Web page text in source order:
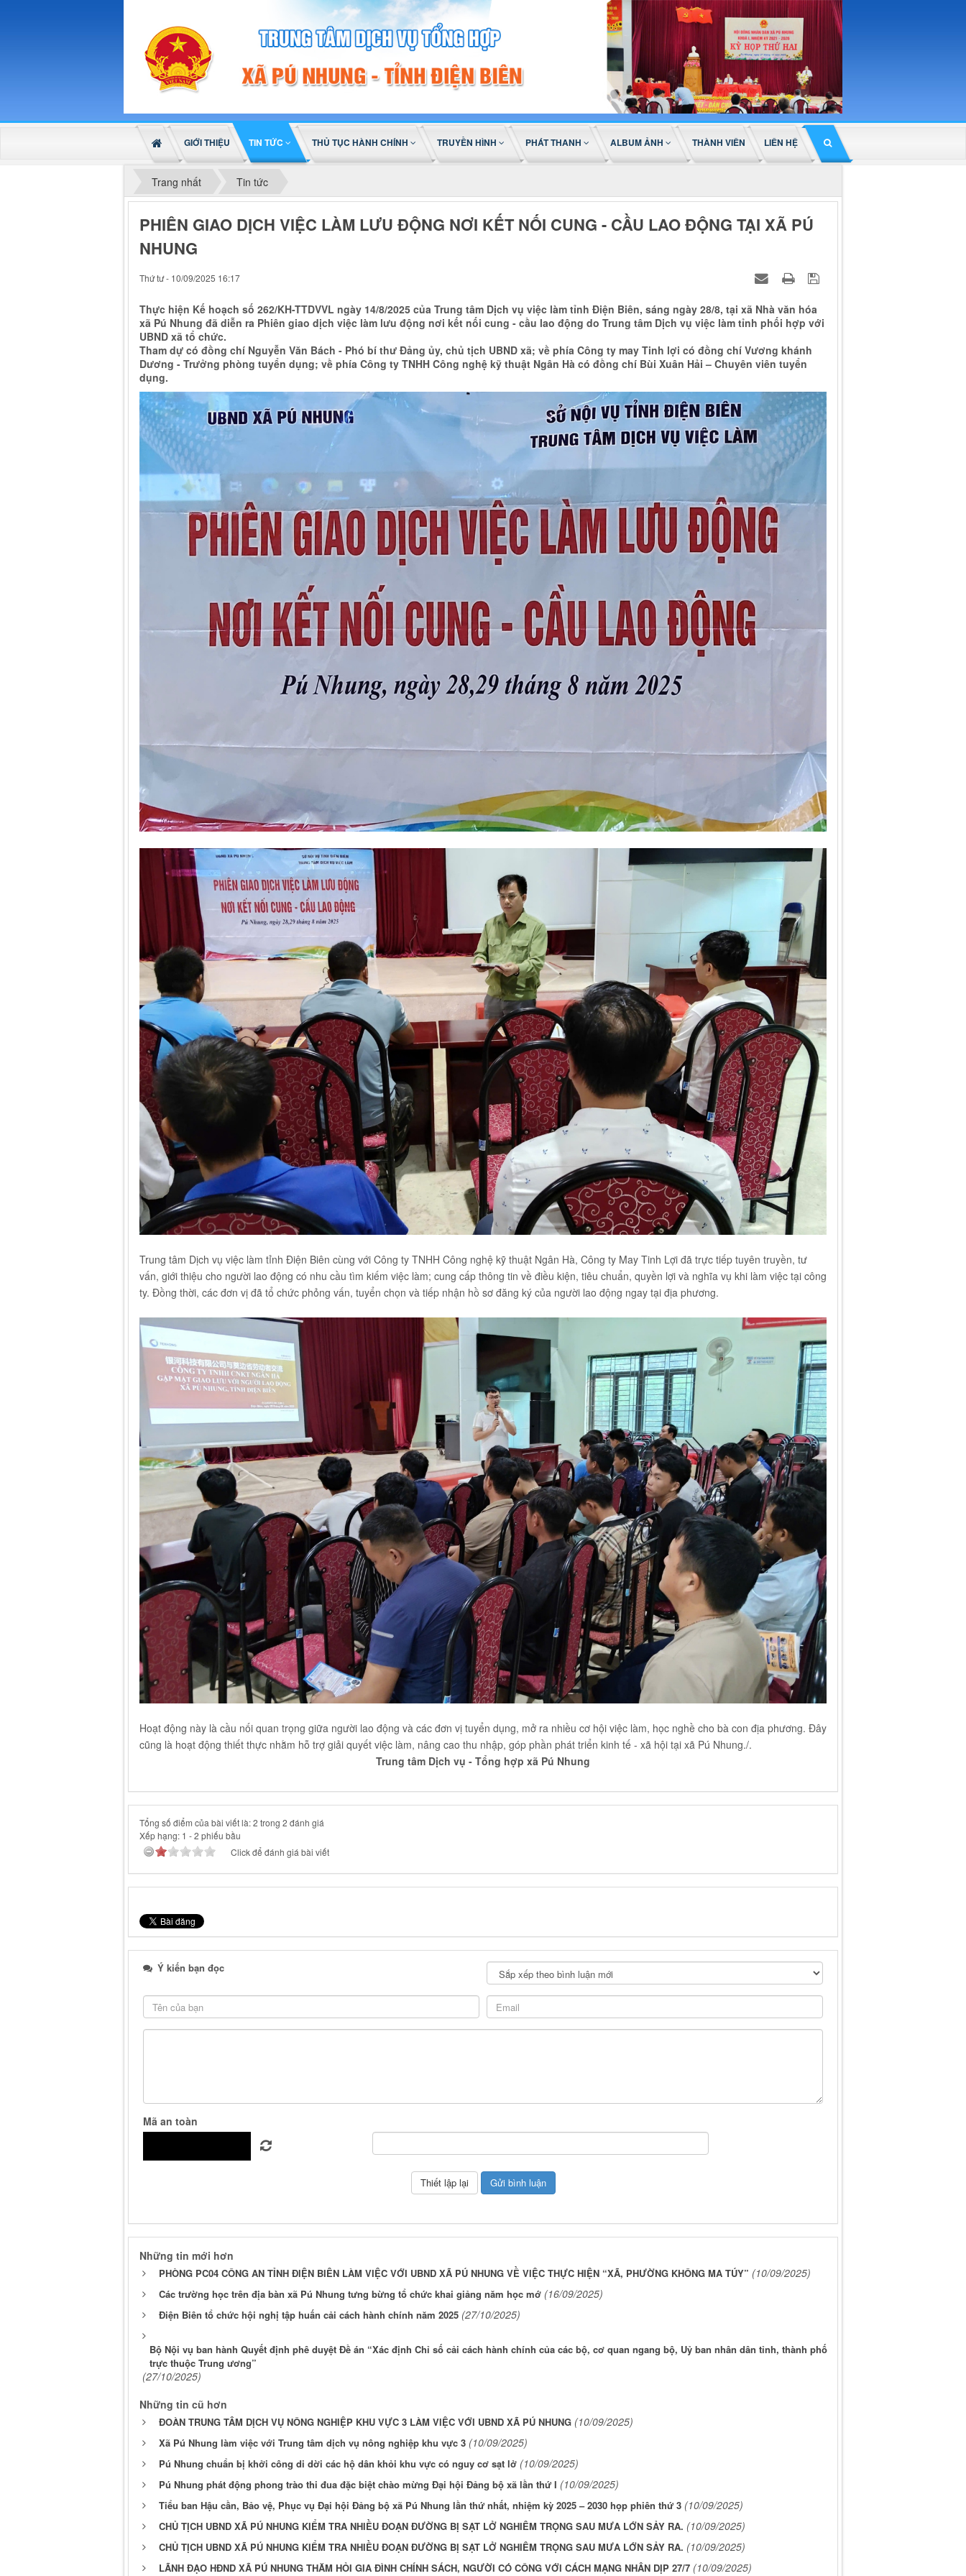
GIỚI THIỆU TIN TỨC THỦ TỤC HÀNH CHÍNH TRUYỀN HÌNH PHÁT THANH ALBUM ẢNH THÀNH VIÊN LIÊN HỆ
Trang nhất Tin tức
PHIÊN GIAO DỊCH VIỆC LÀM LƯU ĐỘNG NƠI KẾT NỐI CUNG - CẦU LAO ĐỘNG TẠI XÃ PÚ
NHUNG
Thứ tư - 10/09/2025 16:17
Thực hiện Kế hoạch số 262/KH-TTDVVL ngày 14/8/2025 của Trung tâm Dịch vụ việc làm tỉnh Điện Biên, sáng ngày 28/8, tại xã Nhà văn hóa
xã Pú Nhung đã diễn ra Phiên giao dịch việc làm lưu động nơi kết nối cung - cầu lao động do Trung tâm Dịch vụ việc làm tỉnh phối hợp với
UBND xã tổ chức.
Tham dự có đồng chí Nguyễn Văn Bách - Phó bí thư Đảng ủy, chủ tịch UBND xã; về phía Công ty may Tinh lợi có đồng chí Vương khánh
Dương - Trưởng phòng tuyển dụng; về phía Công ty TNHH Công nghệ kỹ thuật Ngân Hà có đồng chí Bùi Xuân Hải – Chuyên viên tuyển
dụng.
Trung tâm Dịch vụ việc làm tỉnh Điện Biên cùng với Công ty TNHH Công nghệ kỹ thuật Ngân Hà, Công ty May Tinh Lợi đã trực tiếp tuyên truyền, tư
vấn, giới thiệu cho người lao động có nhu cầu tìm kiếm việc làm; cung cấp thông tin về điều kiện, tiêu chuẩn, quyền lợi và nghĩa vụ khi làm việc tại công
ty. Đồng thời, các đơn vị đã tổ chức phỏng vấn, tuyển chọn và tiếp nhận hồ sơ đăng ký của người lao động ngay tại địa phương.
Hoạt động này là cầu nối quan trọng giữa người lao động và các đơn vị tuyển dụng, mở ra nhiều cơ hội việc làm, học nghề cho bà con địa phương. Đây
cũng là hoạt động thiết thực nhằm hỗ trợ giải quyết việc làm, nâng cao thu nhập, góp phần phát triển kinh tế - xã hội tại xã Pú Nhung./.
Trung tâm Dịch vụ - Tổng hợp xã Pú Nhung
Tổng số điểm của bài viết là: 2 trong 2 đánh giá
Xếp hạng: 1 -2 phiếu bầu
Click để đánh giá bài viết
Ý kiến bạn đọc
Mã an toàn
Những tin mới hơn
PHÒNG PC04 CÔNG AN TỈNH ĐIỆN BIÊN LÀM VIỆC VỚI UBND XÃ PÚ NHUNG VỀ VIỆC THỰC HIỆN “XÃ, PHƯỜNG KHÔNG MA TÚY” (10/09/2025)
Các trường học trên địa bàn xã Pú Nhung tưng bừng tổ chức khai giảng năm học mớ (16/09/2025)
Điện Biên tổ chức hội nghị tập huấn cải cách hành chính năm 2025 (27/10/2025)
Bộ Nội vụ ban hành Quyết định phê duyệt Đề án “Xác định Chỉ số cải cách hành chính của các bộ, cơ quan ngang bộ, Uỷ ban nhân dân tỉnh, thành phố
trực thuộc Trung ương”
(27/10/2025)
Những tin cũ hơn
ĐOÀN TRUNG TÂM DỊCH VỤ NÔNG NGHIỆP KHU VỰC 3 LÀM VIỆC VỚI UBND XÃ PÚ NHUNG (10/09/2025)
Xã Pú Nhung làm việc với Trung tâm dịch vụ nông nghiệp khu vực 3 (10/09/2025)
Pú Nhung chuẩn bị khởi công di dời các hộ dân khỏi khu vực có nguy cơ sạt lở (10/09/2025)
Pú Nhung phát động phong trào thi đua đặc biệt chào mừng Đại hội Đảng bộ xã lần thứ I (10/09/2025)
Tiểu ban Hậu cần, Bảo vệ, Phục vụ Đại hội Đảng bộ xã Pú Nhung lần thứ nhất, nhiệm kỳ 2025 – 2030 họp phiên thứ 3 (10/09/2025)
CHỦ TỊCH UBND XÃ PÚ NHUNG KIỂM TRA NHIỀU ĐOẠN ĐƯỜNG BỊ SẠT LỞ NGHIÊM TRỌNG SAU MƯA LỚN SẢY RA. (10/09/2025)
CHỦ TỊCH UBND XÃ PÚ NHUNG KIỂM TRA NHIỀU ĐOẠN ĐƯỜNG BỊ SẠT LỞ NGHIÊM TRỌNG SAU MƯA LỚN SẢY RA. (10/09/2025)
LÃNH ĐẠO HĐND XÃ PÚ NHUNG THĂM HỎI GIA ĐÌNH CHÍNH SÁCH, NGƯỜI CÓ CÔNG VỚI CÁCH MẠNG NHÂN DỊP 27/7 (10/09/2025)